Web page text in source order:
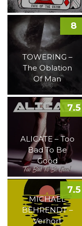
TOWERING –
The Oblation
Of Man
8
ALICATE – Too
Bad To Be
Good
7.5
MICHAEL
BEHRENDT –
Verhört
7.5